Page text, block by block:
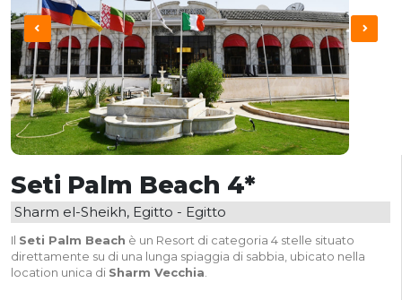
Seti Palm Beach 4*
Sharm el-Sheikh, Egitto - Egitto
Il Seti Palm Beach è un Resort di categoria 4 stelle situato
direttamente su di una lunga spiaggia di sabbia, ubicato nella
location unica di Sharm Vecchia